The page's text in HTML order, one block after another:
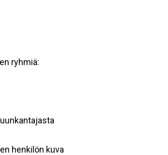
ryhmiä:
henkilön kuva